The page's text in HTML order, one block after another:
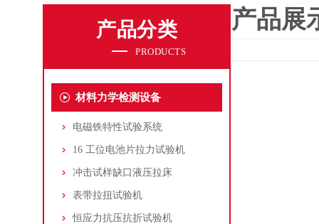
产品分类
PRODUCTS
材料力学检测设备
电磁铁特性试验系统
16 工位电池片拉力试验机
冲击试样缺口液压拉床
表带拉扭试验机
恒应力抗压抗折试验机
产品展